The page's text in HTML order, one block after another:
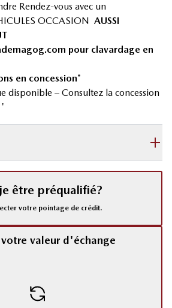
Rendez-vous avec un
OCCASION AUSSI
pour clavardage en
en concession*
disponible – Consultez la concession
être préqualifié?
votre pointage de crédit.
votre valeur d'échange